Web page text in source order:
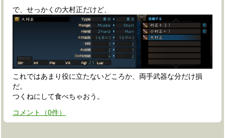
で、せっかくの大村正だけど、
これではあまり役に立たないどころか、両手武器な分だけ損
だ。
つくねにして食べちゃおう。
コメント
（0件）